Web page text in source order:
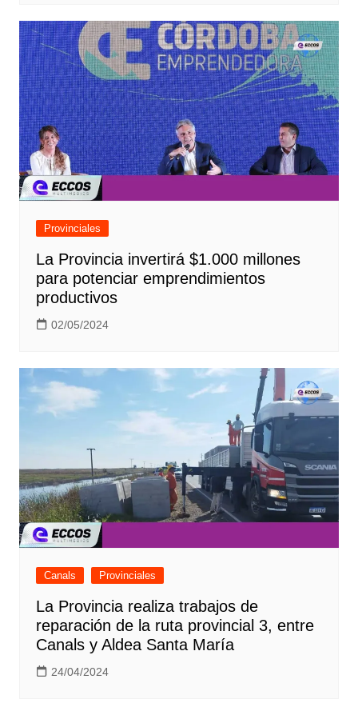
Provinciales
La Provincia invertirá $1.000 millones
para potenciar emprendimientos
productivos
02/05/2024
Canals Provinciales
La Provincia realiza trabajos de
reparación de la ruta provincial 3, entre
Canals y Aldea Santa María
24/04/2024